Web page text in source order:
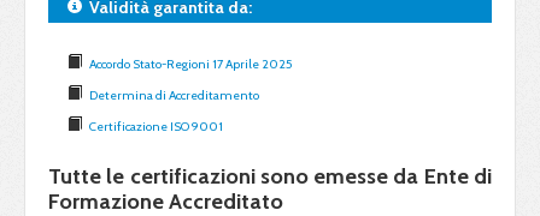
Validità garantita da:
Accordo Stato-Regioni 17 Aprile 2025
Determina di Accreditamento
Certificazione ISO 9001
Tutte le certificazioni sono emesse da Ente di
Formazione Accreditato